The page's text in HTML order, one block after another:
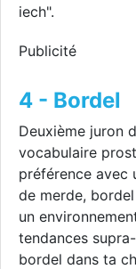
iech".
Publicité
4 - Bordel
Deuxième juron
vocabulaire
préférence avec
de merde,
un
tendances
bordel dans ta